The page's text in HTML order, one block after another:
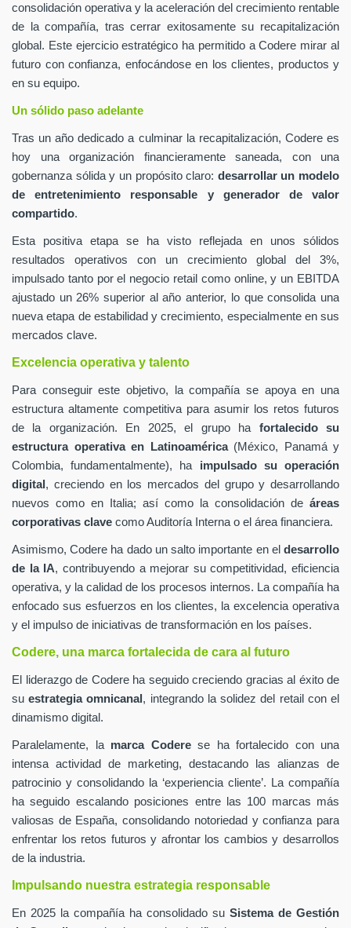
consolidación operativa y la aceleración del crecimiento rentable
de la compañía, tras cerrar exitosamente su recapitalización
global. Este ejercicio estratégico ha permitido a Codere mirar al
futuro con confianza, enfocándose en los clientes, productos y
en su equipo.
Un sólido paso adelante
Tras un año dedicado a culminar la recapitalización, Codere es
hoy una organización financieramente saneada, con una
gobernanza sólida y un propósito claro: desarrollar un modelo
de entretenimiento responsable y generador de valor
compartido.
Esta positiva etapa se ha visto reflejada en unos sólidos
resultados operativos con un crecimiento global del 3%,
impulsado tanto por el negocio retail como online, y un EBITDA
ajustado un 26% superior al año anterior, lo que consolida una
nueva etapa de estabilidad y crecimiento, especialmente en sus
mercados clave.
Excelencia operativa y talento
Para conseguir este objetivo, la compañía se apoya en una
estructura altamente competitiva para asumir los retos futuros
de la organización. En 2025, el grupo ha fortalecido su
estructura operativa en Latinoamérica(México, Panamá y
Colombia, fundamentalmente), ha impulsado su operación
digital , creciendo en los mercados del grupo y desarrollando
nuevos como en Italia; así como la consolidación de áreas
corporativas clave como Auditoría Interna o el área financiera.
Asimismo, Codere ha dado un salto importante en el desarrollo
de la IA, contribuyendo a mejorar su competitividad, eficiencia
operativa, y la calidad de los procesos internos. La compañía ha
enfocado sus esfuerzos en los clientes, la excelencia operativa
y el impulso de iniciativas de transformación en los países.
Codere, una marca fortalecida de cara al futuro
El liderazgo de Codere ha seguido creciendo gracias al éxito de
suestrategia omnicanal , integrando la solidez del retail con el
dinamismo digital.
Paralelamente, la marca Coderese ha fortalecido con una
intensa actividad de marketing, destacando las alianzas de
patrocinio y consolidando la ‘experiencia cliente’. La compañía
ha seguido escalando posiciones entre las 100 marcas más
valiosas de España, consolidando notoriedad y confianza para
enfrentar los retos futuros y afrontar los cambios y desarrollos
de la industria.
Impulsando nuestra estrategia responsable
En 2025 la compañía ha consolidado su Sistema de Gestión